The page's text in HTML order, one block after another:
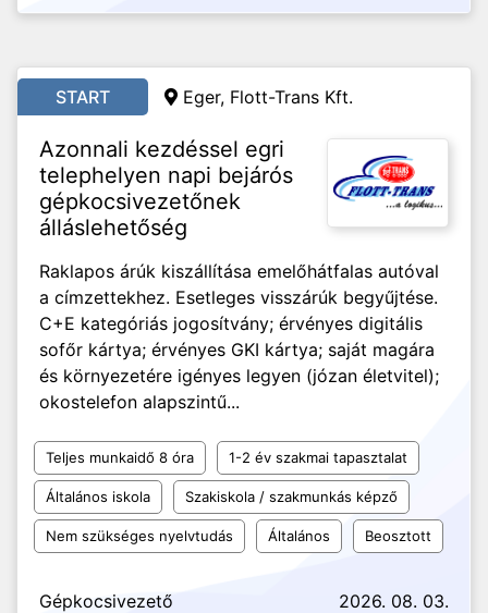
START Eger, Flott-Trans Kft.
Azonnali kezdéssel egri
telephelyen napi bejárós
gépkocsivezetőnek
álláslehetőség
Raklapos árúk kiszállítása emelőhátfalas autóval
a címzettekhez. Esetleges visszárúk begyűjtése.
C+E kategóriás jogosítvány; érvényes digitális
sofőr kártya; érvényes GKI kártya; saját magára
és környezetére igényes legyen (józan életvitel);
okostelefon alapszintű...
Teljes munkaidő 8 óra 1-2 év szakmai tapasztalat
Általános iskola Szakiskola / szakmunkás képző
Nem szükséges nyelvtudás Általános Beosztott
Gépkocsivezető 2026. 08. 03.